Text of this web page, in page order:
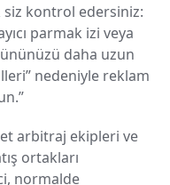
kontrol edersiniz:
parmak izi veya
daha uzun
nedeniyle reklam
arbitraj ekipleri ve
ortakları
normalde